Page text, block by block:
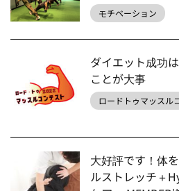
モチベーション
ダイエット成功
ことが大事
ロードトゥマッスル
大好評です！体
ルストレッチ＋